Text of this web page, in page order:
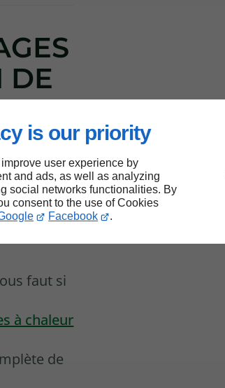
is our priority
user experience by
and ads, as well as analyzing
social networks functionalities. By
consent to the use of Cookies
Facebook .
DE
LES
faut si
à chaleur
de